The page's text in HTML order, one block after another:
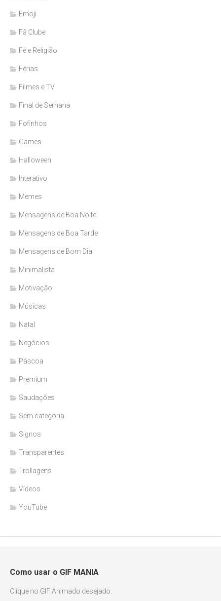
Emoji
Fã Clube
Fé e Religião
Férias
Filmes e TV
Final de Semana
Fofinhos
Games
Halloween
Interativo
Memes
Mensagens de Boa Noite
Mensagens de Boa Tarde
Mensagens de Bom Dia
Minimalista
Motivação
Músicas
Natal
Negócios
Páscoa
Premium
Saudações
Sem categoria
Signos
Transparentes
Trollagens
Vídeos
YouTube
Como usar o GIF MANIA
Clique no GIF Animado desejado.